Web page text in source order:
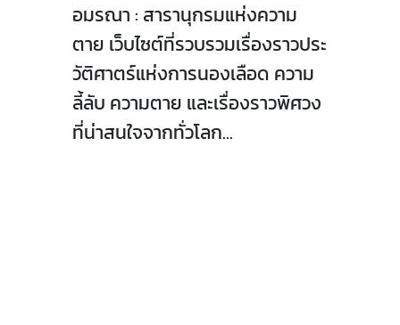
อมรณา : สารานุกรมแห่งความ
ตาย เว็บไซต์ที่รวบรวมเรื่องราวประ
วัติศาตร์แห่งการนองเลือด ความ
ลี้ลับ ความตาย และเรื่องราวพิศวง
ที่น่าสนใจจากทั่วโลก...